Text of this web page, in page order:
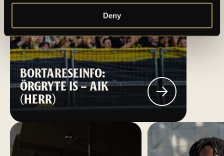
Deny
BORTARESEINFO:
ÖRGRYTE IS – AIK
(HERR)